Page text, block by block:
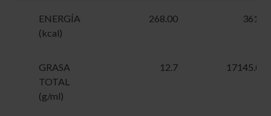
ENERGÍA
(kcal)
268.00 361.8
GRASA
TOTAL
(g/ml)
12.7 17145.00